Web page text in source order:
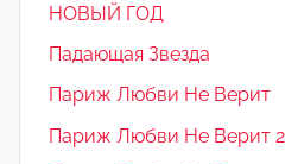
НОВЫЙ ГОД
Падающая Звезда
Париж Любви Не Верит
Париж Любви Не Верит 2